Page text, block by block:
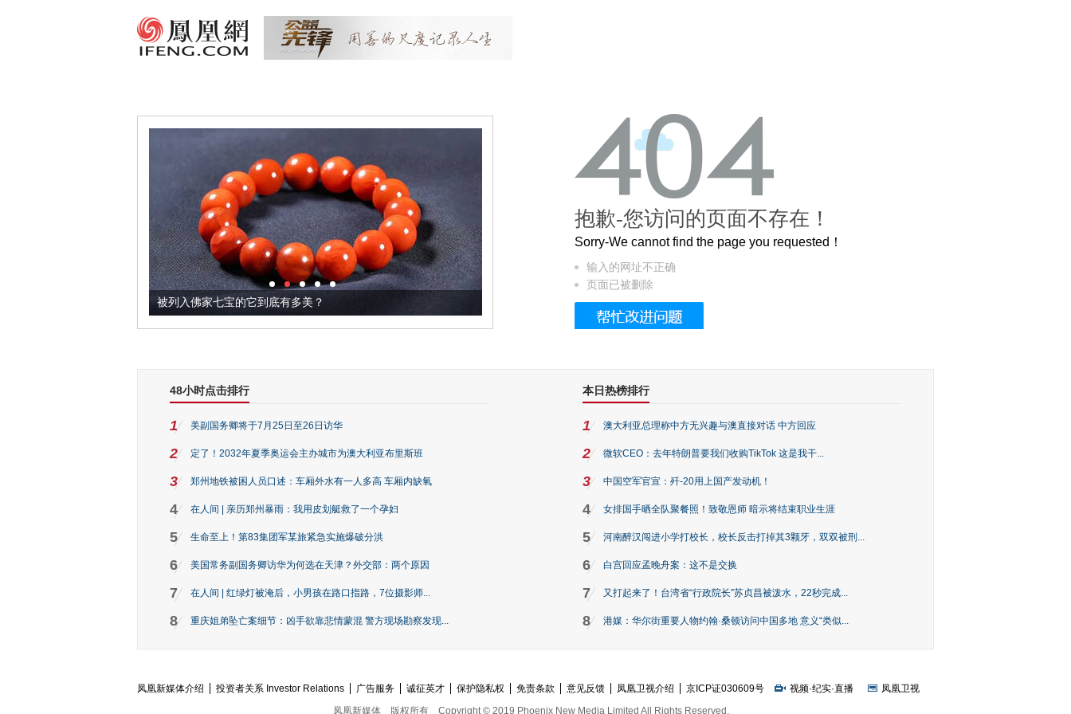
被列入佛家七宝的它到底有多美？ 这个3.2米的长卷，还原了600岁的紫禁城
抱歉-您访问的页面不存在！
Sorry-We cannot find the page you requested！
输入的网址不正确
页面已被删除
48小时点击排行
1 美副国务卿将于7月25日至26日访华
2 定了！2032年夏季奥运会主办城市为澳大利亚布里斯班
3 郑州地铁被困人员口述：车厢外水有一人多高 车厢内缺氧
4 在人间 | 亲历郑州暴雨：我用皮划艇救了一个孕妇
5 生命至上！第83集团军某旅紧急实施爆破分洪
6 美国常务副国务卿访华为何选在天津？外交部：两个原因
7 在人间 | 红绿灯被淹后，小男孩在路口指路，7位摄影师...
8 重庆姐弟坠亡案细节：凶手欲靠悲情蒙混 警方现场勘察发现...
本日热榜排行
1 澳大利亚总理称中方无兴趣与澳直接对话 中方回应
2 微软CEO：去年特朗普要我们收购TikTok 这是我干...
3 中国空军官宣：歼-20用上国产发动机！
4 女排国手晒全队聚餐照！致敬恩师 暗示将结束职业生涯
5 河南醉汉闯进小学打校长，校长反击打掉其3颗牙，双双被刑...
6 白宫回应孟晚舟案：这不是交换
7 又打起来了！台湾省“行政院长”苏贞昌被泼水，22秒完成...
8 港媒：华尔街重要人物约翰·桑顿访问中国多地 意义“类似...
凤凰新媒体介绍 投资者关系 Investor Relations 广告服务 诚征英才 保护隐私权 免责条款 意见反馈 凤凰卫视介绍 京ICP证030609号 视频·纪实·直播
凤凰卫视
凤凰新媒体
版权所有 Copyright © 2019 Phoenix New Media Limited All Rights Reserved.